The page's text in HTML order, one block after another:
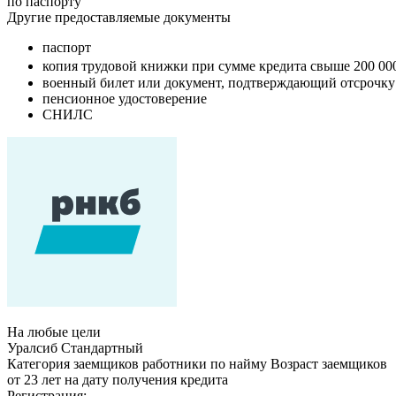
Другие предоставляемые документы
паспорт
копия трудовой книжки при сумме кредита свыше 200
военный билет или документ, подтверждающий
пенсионное удостоверение
СНИЛС
На любые цели
Уралсиб Стандартный
Категория заемщиков работники по найму Возраст заемщиков
от 23 лет на дату получения кредита